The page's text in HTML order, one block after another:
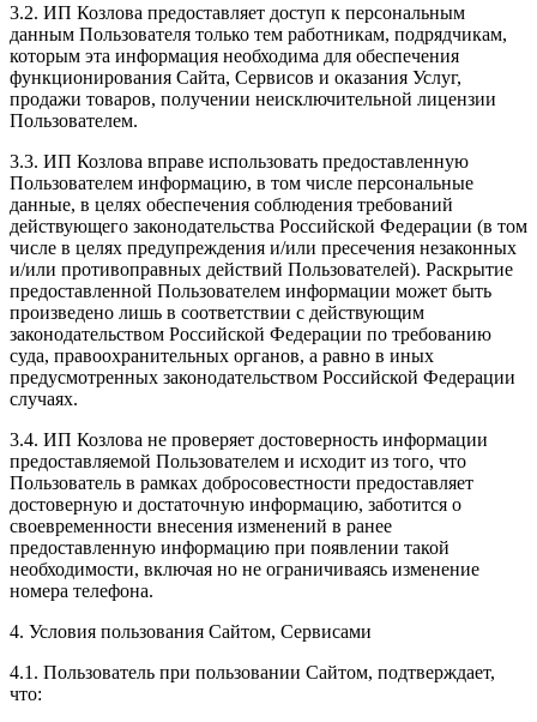
3.2. ИП Козлова предоставляет доступ к персональным
данным Пользователя только тем работникам, подрядчикам,
которым эта информация необходима для обеспечения
функционирования Сайта, Сервисов и оказания Услуг,
продажи товаров, получении неисключительной лицензии
Пользователем.
3.3. ИП Козлова вправе использовать предоставленную
Пользователем информацию, в том числе персональные
данные, в целях обеспечения соблюдения требований
действующего законодательства Российской Федерации (в том
числе в целях предупреждения и/или пресечения незаконных
и/или противоправных действий Пользователей). Раскрытие
предоставленной Пользователем информации может быть
произведено лишь в соответствии с действующим
законодательством Российской Федерации по требованию
суда, правоохранительных органов, а равно в иных
предусмотренных законодательством Российской Федерации
случаях.
3.4. ИП Козлова не проверяет достоверность информации
предоставляемой Пользователем и исходит из того, что
Пользователь в рамках добросовестности предоставляет
достоверную и достаточную информацию, заботится о
своевременности внесения изменений в ранее
предоставленную информацию при появлении такой
необходимости, включая но не ограничиваясь изменение
номера телефона.
4. Условия пользования Сайтом, Сервисами
4.1. Пользователь при пользовании Сайтом, подтверждает,
что: